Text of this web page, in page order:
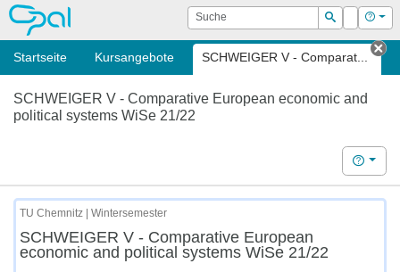
OPAL Suche
Suchen
Login Hilfe
Startseite Kursangebote SCHWEIGER V - Comparat...
SCHWEIGER V - Comparative European economic and
political systems WiSe 21/22
Hilfe
TU Chemnitz | Wintersemester
SCHWEIGER V - Comparative European
economic and political systems WiSe 21/22